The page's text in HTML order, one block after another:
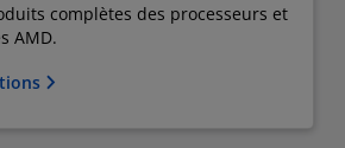
complètes des processeurs et
AMD.